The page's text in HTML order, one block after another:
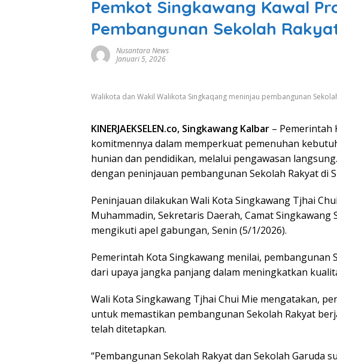
Pemkot Singkawang Kawal
Pembangunan Sekolah
Nusantara News
Januari 5, 2026
Walikota dan Wakil Walikota Singkaqang meninjau pembangunan
KINERJAEKSELEN.co, Singkawang Kalbar – Pemerintah
komitmennya dalam memperkuat pemenuhan
hunian dan pendidikan, melalui pengawasan
dengan peninjauan pembangunan Sekolah Rakyat di
Peninjauan dilakukan Wali Kota Singkawang Tjhai
Muhammadin, Sekretaris Daerah, Camat Singkawang
mengikuti apel gabungan, Senin (5/1/2026).
Pemerintah Kota Singkawang menilai, pembangunan
dari upaya jangka panjang dalam meningkatkan
Wali Kota Singkawang Tjhai Chui Mie mengatakan,
untuk memastikan pembangunan Sekolah Rakyat
telah ditetapkan.
“Pembangunan Sekolah Rakyat dan Sekolah Garuda